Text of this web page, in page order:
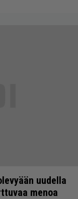
uudella
menoa